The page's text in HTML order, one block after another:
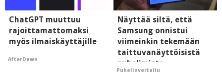
ChatGPT muuttuu
rajoittamattomaksi
myös ilmaiskäyttäjille
AfterDawn
Näyttää siltä, että
Samsung onnistui
viimeinkin tekemään
taittuvanäyttöisistä
puhelimista
supersuosittuja
Puhelinvertailu